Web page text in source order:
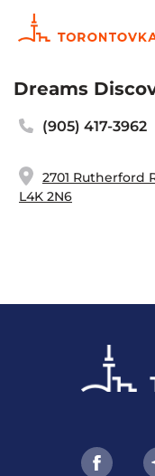
Dreams
(905) 417-3962
2701 Rutherford
L4K 2N6